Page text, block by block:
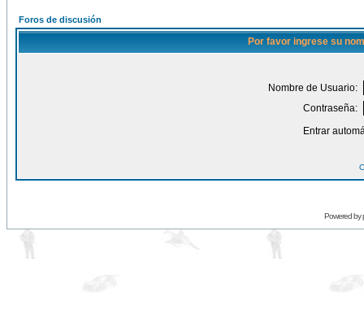
Foros de discusión
Por favor ingrese su
Nombre de Usuario:
Contraseña:
Entrar
Powered by